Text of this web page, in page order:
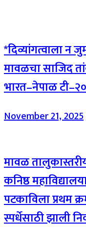
*दिव्यांगत्वाला न
मावळचा साजिद
भारत–नेपाळ
November 21, 2025
मावळ
कनिष्ठ
पटकाविला प्रथम
स्पर्धेसाठी झाली